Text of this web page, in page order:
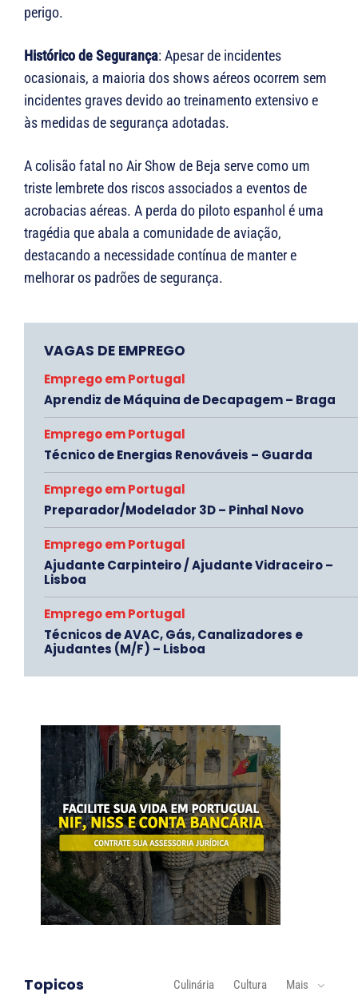
perigo.
Histórico de Segurança: Apesar de incidentes
ocasionais, a maioria dos shows aéreos ocorrem sem
incidentes graves devido ao treinamento extensivo e
às medidas de segurança adotadas.
A colisão fatal no Air Show de Beja serve como um
triste lembrete dos riscos associados a eventos de
acrobacias aéreas. A perda do piloto espanhol é uma
tragédia que abala a comunidade de aviação,
destacando a necessidade contínua de manter e
melhorar os padrões de segurança.
VAGAS DE EMPREGO
Emprego em Portugal
Aprendiz de Máquina de Decapagem – Braga
Emprego em Portugal
Técnico de Energias Renováveis – Guarda
Emprego em Portugal
Preparador/Modelador 3D – Pinhal Novo
Emprego em Portugal
Ajudante Carpinteiro / Ajudante Vidraceiro –
Lisboa
Emprego em Portugal
Técnicos de AVAC, Gás, Canalizadores e
Ajudantes (M/F) – Lisboa
Topicos Culinária Cultura Mais